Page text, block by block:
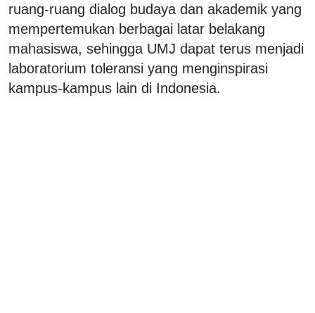
ruang-ruang dialog budaya dan akademik yang
mempertemukan berbagai latar belakang
mahasiswa, sehingga UMJ dapat terus menjadi
laboratorium toleransi yang menginspirasi
kampus-kampus lain di Indonesia.